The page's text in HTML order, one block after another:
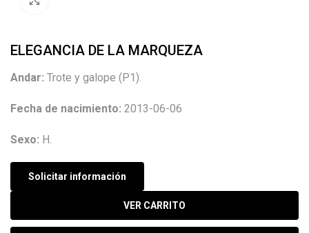
ELEGANCIA DE LA MARQUEZA
Andar: Trote y galope (P1).
Fecha de nacimiento: 2013-06-06
Sexo: H.
Solicitar información
VER CARRITO